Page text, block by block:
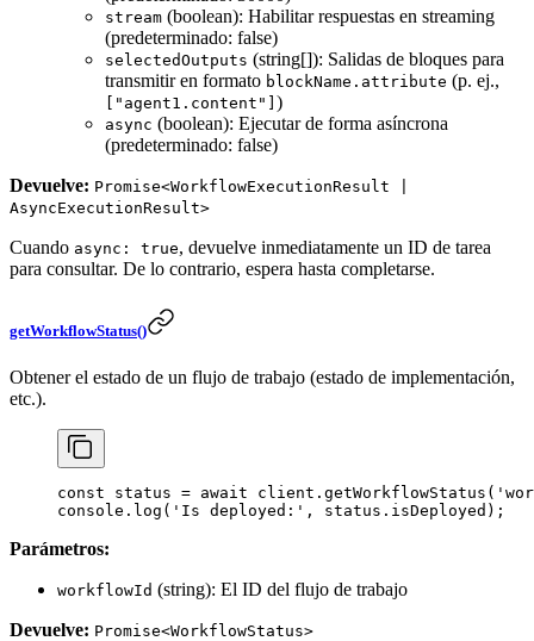
stream (boolean): Habilitar respuestas en streaming
(predeterminado: false)
selectedOutputs (string[]): Salidas de bloques para
transmitir en formato blockName.attribute (p. ej.,
["agent1.content"] )
async (boolean): Ejecutar de forma asíncrona
(predeterminado: false)
Devuelve: Promise<WorkflowExecutionResult |
AsyncExecutionResult>
Cuando async: true, devuelve inmediatamente un ID de tarea
para consultar. De lo contrario, espera hasta completarse.
getWorkflowStatus()
Obtener el estado de un flujo de trabajo (estado de implementación,
etc.).
const status = await client. getWorkflowStatus (
console. log ( 'Is deployed:' , status.isDeployed);
Parámetros:
workflowId (string): El ID del flujo de trabajo
Devuelve: Promise<WorkflowStatus>